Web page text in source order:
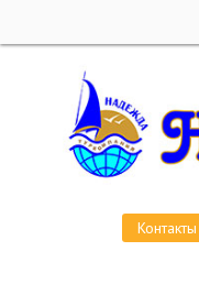
Контакты